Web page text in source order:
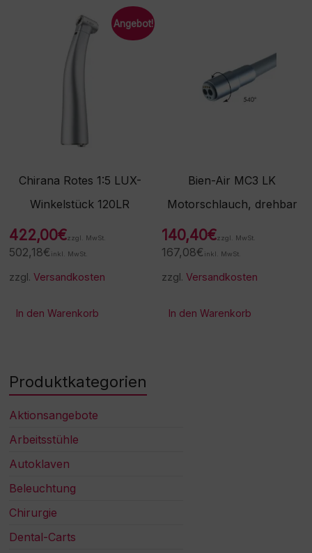
Angebot!
Chirana Rotes 1:5 LUX-
Winkelstück 120LR
422,00€zzgl. MwSt.
502,18€ inkl. MwSt.
zzgl.Versandkosten
In den Warenkorb
Bien-Air MC3 LK
Motorschlauch, drehbar
140,40€zzgl. MwSt.
167,08€ inkl. MwSt.
zzgl.Versandkosten
In den Warenkorb
Produktkategorien
Aktionsangebote
Arbeitsstühle
Autoklaven
Beleuchtung
Chirurgie
Dental-Carts